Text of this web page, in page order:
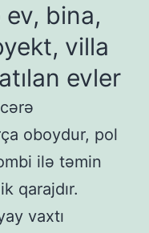
ev, bina,
villa
evler
oboydur, pol
ilə təmin
qarajdır.
vaxtı